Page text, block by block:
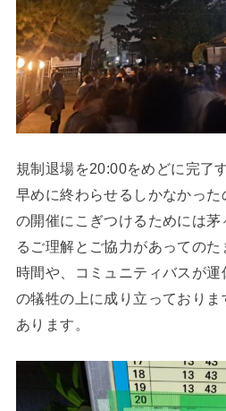
規制退場を20:00をめどに完了
早めに終わらせるしかなかった
の開催にこぎつけるためには
るご理解とご協力があっての
時間や、コミュニティバスが
の犠牲の上に成り立っており
あります。